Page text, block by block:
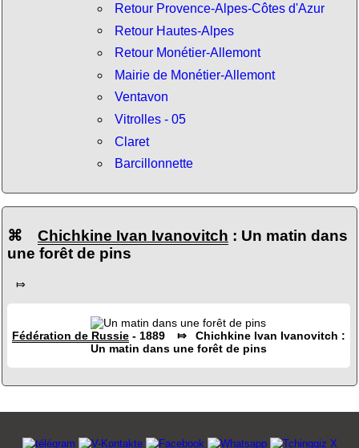
Retour Provence-Alpes-Côtes d'Azur
Retour Hautes-Alpes
Retour Monétier-Allemont
Mairie de Monétier-Allemont
Ventavon
Vitrolles - 05
Claret
Barcillonnette
⌘ Chichkine Ivan Ivanovitch : Un matin dans
une forêt de pins
⤇
Fédération de Russie- 1889 ⤇ Chichkine Ivan Ivanovitch :
Un matin dans une forêt de pins